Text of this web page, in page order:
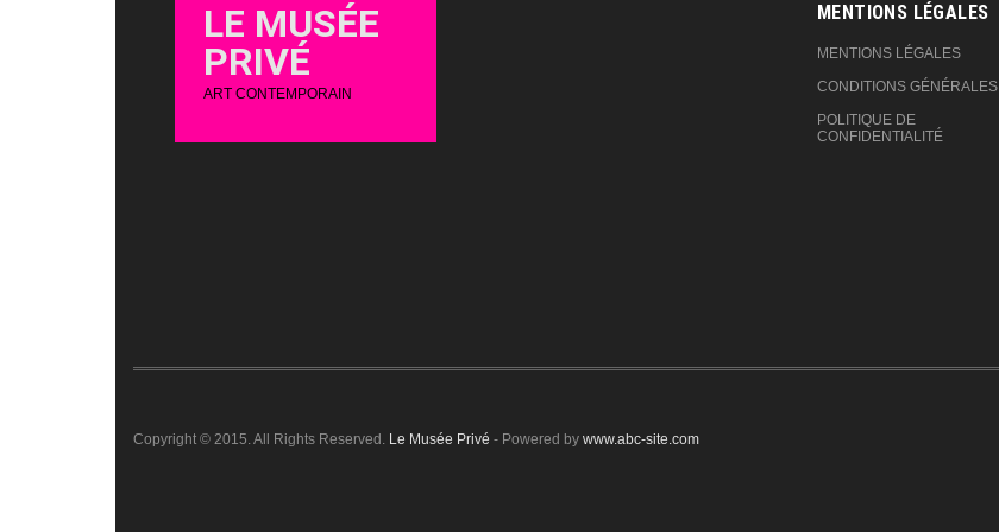
LE MUSÉE
PRIVÉ
ART CONTEMPORAIN
MENTIONS LÉGALES
MENTIONS LÉGALES
CONDITIONS GÉNÉRALES
POLITIQUE DE
CONFIDENTIALITÉ
Copyright © 2015. All Rights Reserved. Le Musée Privé - Powered by www.abc-site.com